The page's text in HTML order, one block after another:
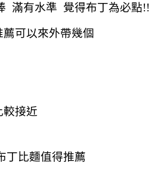
滿有水準 覺得布丁為必點!!
可以來外帶幾個
較接近
丁比麵值得推薦